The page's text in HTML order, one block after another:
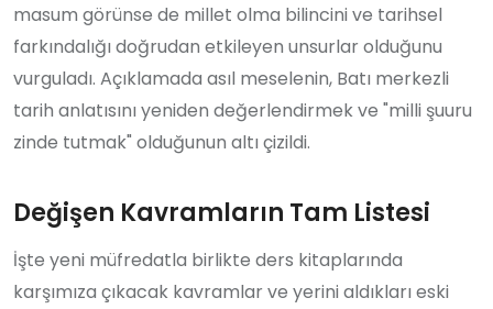
masum görünse de millet olma bilincini ve tarihsel
farkındalığı doğrudan etkileyen unsurlar olduğunu
vurguladı. Açıklamada asıl meselenin, Batı merkezli
tarih anlatısını yeniden değerlendirmek ve "milli şuuru
zinde tutmak" olduğunun altı çizildi.
Değişen Kavramların Tam Listesi
İşte yeni müfredatla birlikte ders kitaplarında
karşımıza çıkacak kavramlar ve yerini aldıkları eski